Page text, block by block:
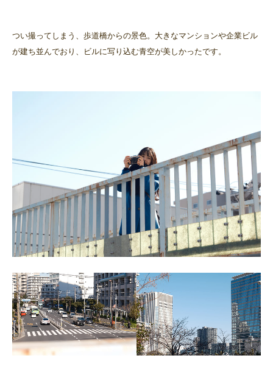
つい撮ってしまう、歩道橋からの景色。大きなマンションや企業ビル
が建ち並んでおり、ビルに写り込む青空が美しかったです。